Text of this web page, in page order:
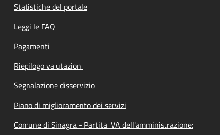
Statistiche del portale
Leggi le FAQ
Pagamenti
Riepilogo valutazioni
Segnalazione disservizio
Piano di miglioramento dei servizi
Comune di Sinagra - Partita IVA dell'amministrazione: